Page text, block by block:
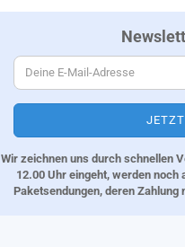
Wir zeichnen uns durch schnellen
12.00 Uhr eingeht, werden
Paketsendungen, deren